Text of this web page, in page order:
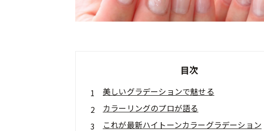
目次
美しいグラデーションで魅せる
カラーリングのプロが語る
これが最新ハイトーンカラーグラデーション